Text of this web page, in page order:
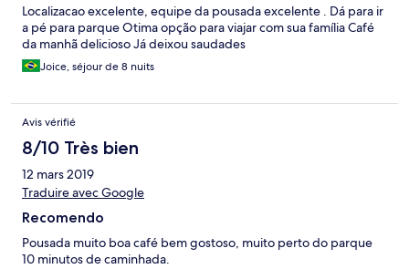
Localizacao excelente, equipe da pousada excelente . Dá para ir
a pé para parque Otima opção para viajar com sua família Café
da manhã delicioso Já deixou saudades
Joice, séjour de 8 nuits
Avis vérifié
8/10 Très bien
12 mars 2019
Traduire avec Google
Recomendo
Pousada muito boa café bem gostoso, muito perto do parque
10 minutos de caminhada.